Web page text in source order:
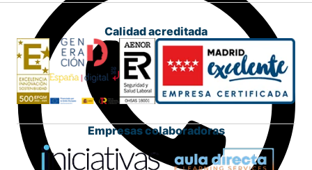
Calidad acreditada
Empresas colaboradoras